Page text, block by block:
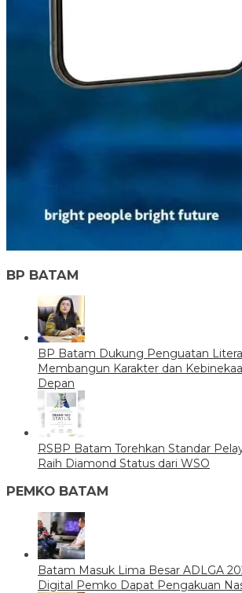
BP BATAM
BP Batam Dukung Penguatan
Membangun Karakter dan
Depan
RSBP Batam Torehkan Standar
Raih Diamond Status dari WSO
PEMKO BATAM
Batam Masuk Lima Besar ADLGA
Digital Pemko Dapat Pengakuan